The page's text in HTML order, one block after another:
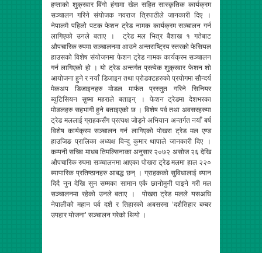
हप्ताको शुक्रवार विंगो हंगामा खेल सहित सास्कृतिक कार्यक्रम
सञ्चालन गरिने संयोजक नवराज त्रिपाठीले जानकारी दिए ।
नेपालमै पहिलो पटक फेशन ट्रेड नामक कार्यक्रम सञ्चालन गर्न
लागिएको उनले बताए । ट्रेड मल भित्र बैशाख १ गतेबाट
औपचारिक रुपमा सञ्चालनमा आउने अन्तराष्ट्रिय स्तरको फेसियल
हाउसको विशेष संयोजनमा फेशन ट्रेड नामक कार्यक्रम सञ्चालन
गर्न लागिएको हो । यो ट्रेड अन्तर्गत प्रत्येक शुक्रवार फेशन शो
आयोजना हुने र नयाँ डिजाइन तथा प्रोडक्टहरुको प्रयोगमा सौन्दर्य
मेकअप डिजाइनहरु मोडल मार्फत प्रस्तुत गरिने सिनियर
ब्युटिसियन सुष्मा महराले बताइन् । फेशन ट्रेडमा देशभरका
मोडलहरु सहभागी हुने बताइएको छ । विशेष पर्व तथा अवसरहरुमा
ट्रेड मललाई ग्राहकसँग प्रत्यक्ष जोड्ने अभियान अन्तर्गत नयाँ बर्ष
विशेष कार्यक्रम सञ्चालन गर्न लागिएको पोखरा ट्रेड मल एण्ड
हाउजिङ प्रालिका अध्यक्ष विन्दु कुमार थापाले जानकारी दिए ।
कम्पनी सचिव माधब तिमल्सिनाका अनुसार २०७२ असोज २६ देखि
औपचारिक रुपमा सञ्चालनमा आएका पोखरा ट्रेड मलमा हाल २२०
ब्यापारिक प्रतिष्ठानहरु आबद्ध छन् । ग्राहकको सुविधालाई ध्यान
दिदै नुन देखि सुन सम्मका सामान एकै छानोमुनी पाइने गरी मल
सञ्चालनमा रहेको उनले बताए । पोखरा ट्रेड मलले यसअघि
नेपालीको महान पर्व दशै र तिहारको अबसरमा ‘दशैतिहार बम्बर
उपहार योजना’ सञ्चालन गरेको थियो ।